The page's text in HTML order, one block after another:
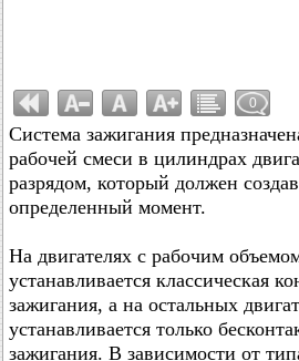
0
Система зажигания
рабочей смеси в цилиндрах
разрядом, который должен
определенный момент.
На двигателях с рабочим
устанавливается классическая
зажигания, а на остальных
устанавливается только
зажигания. В зависимости от